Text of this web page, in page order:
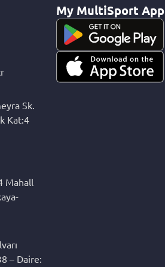
Sk.
Kat:4
Mahall
– Daire:
My MultiSport App